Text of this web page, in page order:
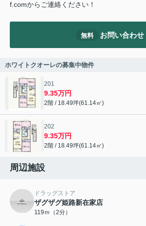
f.comからご連絡ください！
無料 お問い合わせ
ホワイトクオーレの募集中物件
201
9.35万円
2階 / 18.49坪(61.14㎡)
202
9.35万円
2階 / 18.49坪(61.14㎡)
周辺施設
ドラッグストア
ザグザグ姫路新在家店
119ｍ（2分）